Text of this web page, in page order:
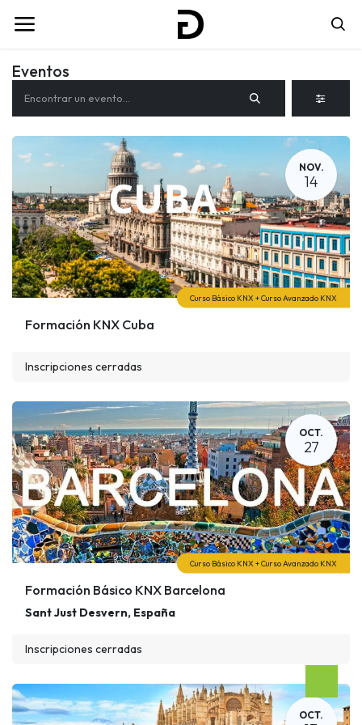
Eventos
NOV.
14
Curso Básico KNX + Curso Avanzado KNX
Formación KNX Cuba
Inscripciones cerradas
OCT.
27
Curso Básico KNX + Curso Avanzado KNX
Formación Básico KNX Barcelona
Sant Just Desvern, España
Inscripciones cerradas
OCT.